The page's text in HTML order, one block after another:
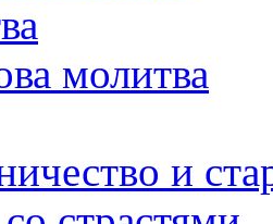
молитва
и